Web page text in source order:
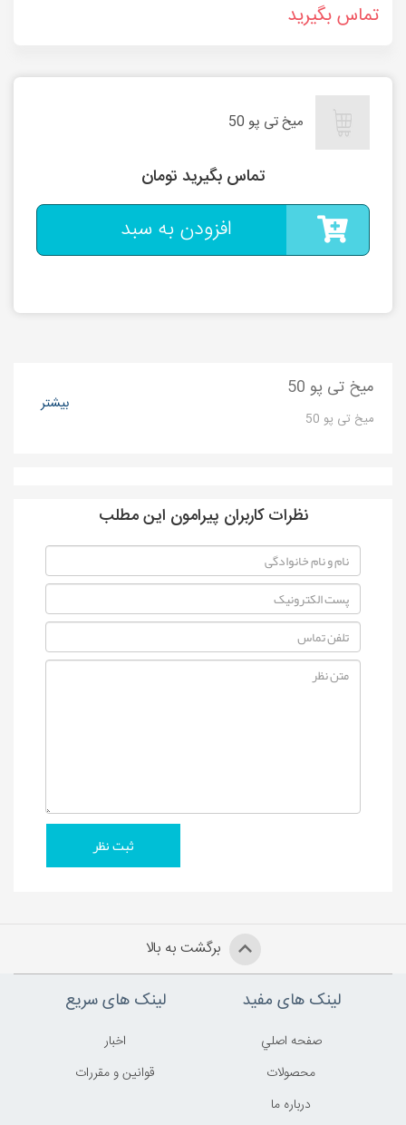
تماس بگیرید
میخ تی پو 50
تماس بگیرید تومان
افزودن به سبد
میخ تی پو 50
میخ تی پو 50
بیشتر
نظرات کاربران پیرامون این مطلب
برگشت به بالا
لینک های مفید
صفحه اصلي
محصولات
درباره ما
لینک های سریع
اخبار
قوانين و مقررات